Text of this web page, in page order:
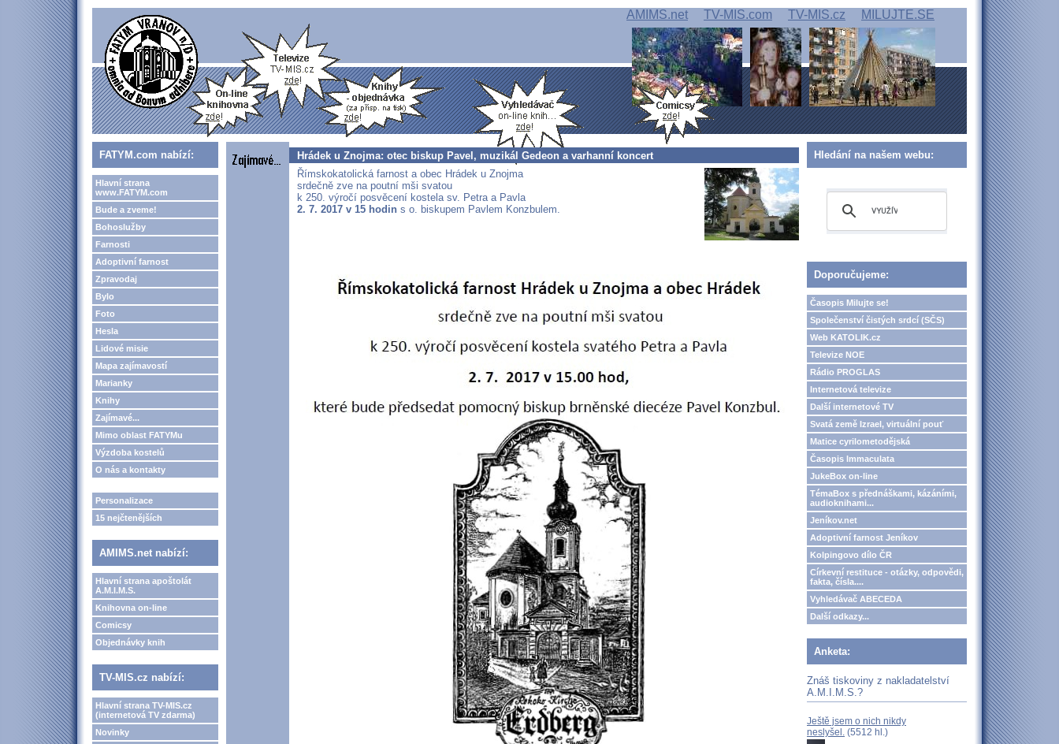
AMIMS.net TV-MIS.com TV-MIS.cz MILUJTE.SE
FATYM.com nabízí:
Hlavní strana
www.FATYM.com
Bude a zveme!
Bohoslužby
Farnosti
Adoptivní farnost
Zpravodaj
Bylo
Foto
Hesla
Lidové misie
Mapa zajímavostí
Marianky
Knihy
Zajímavé...
Mimo oblast FATYMu
Výzdoba kostelů
O nás a kontakty
Personalizace
15 nejčtenějších
AMIMS.net nabízí:
Hlavní strana apoštolát
A.M.I.M.S.
Knihovna on-line
Comicsy
Objednávky knih
TV-MIS.cz nabízí:
Hlavní strana TV-MIS.cz
(internetová TV zdarma)
Novinky
Hrádek u Znojma: otec biskup Pavel, muzikál Gedeon a varhanní koncert
Římskokatolická farnost a obec Hrádek u Znojma
srdečně zve na poutní mši svatou
k 250. výročí posvěcení kostela sv. Petra a Pavla
2. 7. 2017 v 15 hodin s o. biskupem Pavlem Konzbulem.
Hledání na našem webu:
Doporučujeme:
Časopis Milujte se!
Společenství čistých srdcí (SČS)
Web KATOLIK.cz
Televize NOE
Rádio PROGLAS
Internetová televize
Další internetové TV
Svatá země Izrael, virtuální pouť
Matice cyrilometodějská
Časopis Immaculata
JukeBox on-line
TémaBox s přednáškami, kázáními,
audioknihami...
Jeníkov.net
Adoptivní farnost Jeníkov
Kolpingovo dílo ČR
Církevní restituce - otázky, odpovědi,
fakta, čísla....
Vyhledávač ABECEDA
Další odkazy...
Anketa:
Znáš tiskoviny z nakladatelství
A.M.I.M.S.?
Ještě jsem o nich nikdy
neslyšel. (5512 hl.)